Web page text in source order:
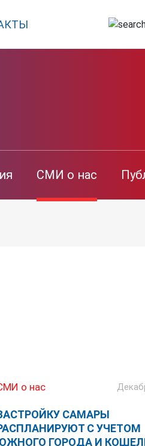
СМИ о нас
о нас
САМАРЫ
С УЧЕТОМ
ГОРОДА И